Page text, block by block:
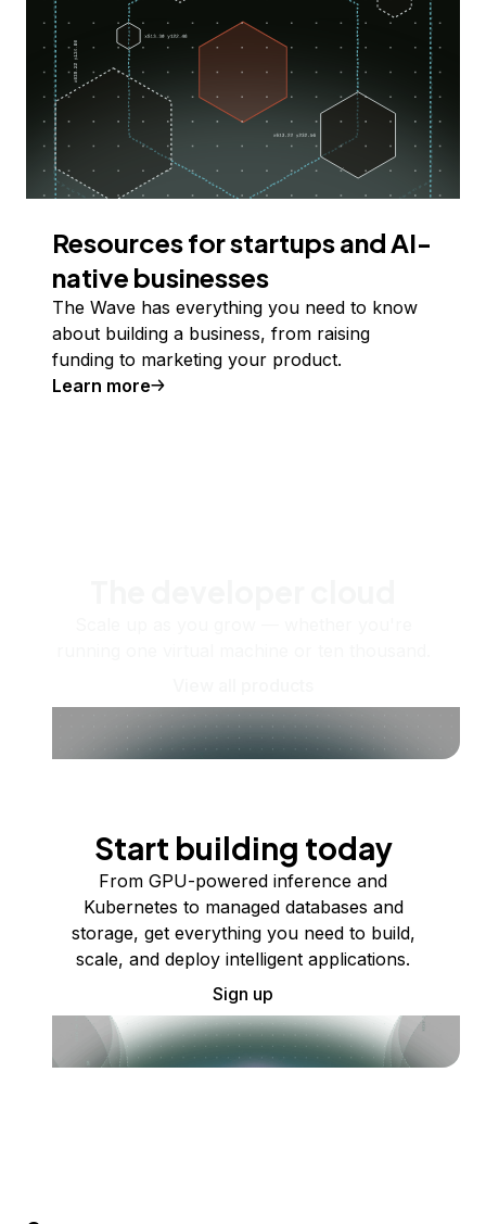
Resources for startups and AI-
native businesses
The Wave has everything you need to know
about building a business, from raising
funding to marketing your product.
Learn more
Start building today
From GPU-powered inference and
Kubernetes to managed databases and
storage, get everything you need to build,
scale, and deploy intelligent applications.
Sign up